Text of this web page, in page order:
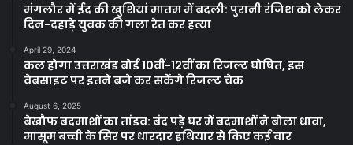
मंगलौर में ईद की खुशियां मातम में बदली: पुरानी रंजिश को लेकर
दिन-दहाड़े युवक की गला रेत कर हत्या
April 29, 2024
कल होगा उत्तराखंड बोर्ड 10वीं-12वीं का रिजल्ट घोषित, इस
वेबसाइट पर इतने बजे कर सकेंगे रिजल्ट चेक
August 6, 2025
बेखौफ बदमाशों का तांडव: बंद पड़े घर में बदमाशों ने बोला धावा,
मासूम बच्ची के सिर पर धारदार हथियार से किए कई वार